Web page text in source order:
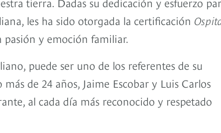
les ha sido otorgada la certificación
pasión y emoción familiar.
puede ser uno de los referentes de su
de 24 años, Jaime Escobar y Luis Carlos
al cada día más reconocido y respetado